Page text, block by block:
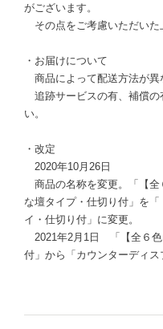
がございます。
その点をご考慮いただいた
・お届けについて
商品によって配送方法が異
追跡サービスの有、補償の
い。
・改定
2020年10月26日
商品の名称を変更。「【全
な壇タイプ・仕切り付」を
イ・仕切り付」に変更。
2021年2月1日 「【全６色
付」から「カウンターディ